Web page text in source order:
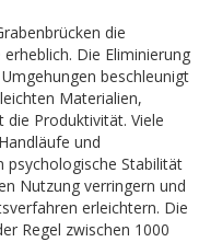
die
Die Eliminierung
beschleunigt
Materialien,
Produktivität. Viele
und
psychologische Stabilität
Nutzung verringern und
erleichtern. Die
Regel zwischen 1000